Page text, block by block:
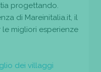
progettando.
di Mareinitalia.it, il
migliori esperienze
dei villaggi